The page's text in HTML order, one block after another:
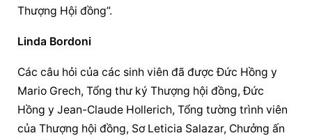
Thượng Hội đồng”.
Linda Bordoni
Các câu hỏi của các sinh viên đã được Đức Hồng y
Mario Grech, Tổng thư ký Thượng hội đồng, Đức
Hồng y Jean-Claude Hollerich, Tổng tường trình viên
của Thượng hội đồng, Sơ Leticia Salazar, Chưởng ấn